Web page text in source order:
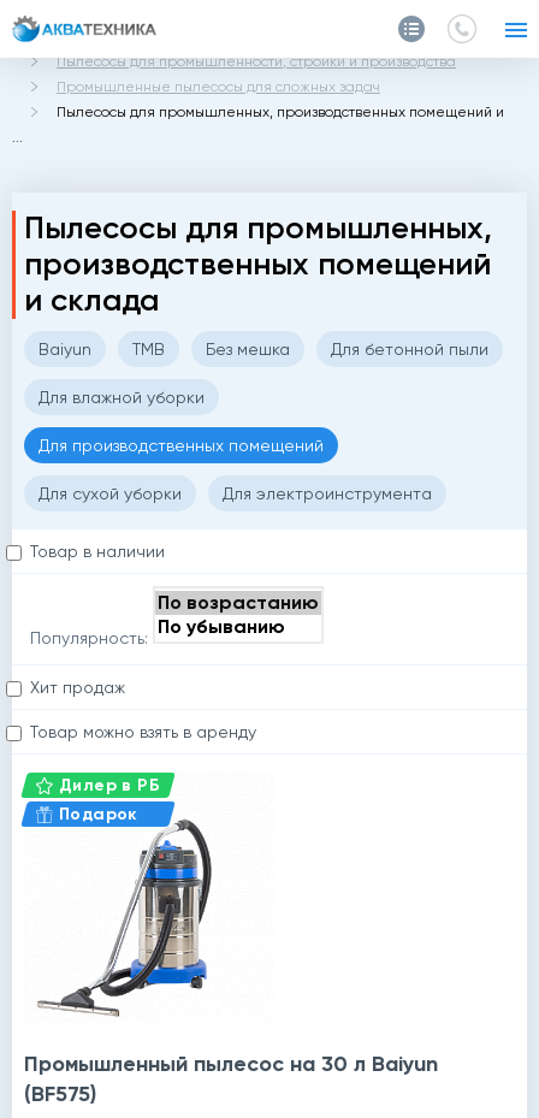
Главная
Каталог
Пылесосы для промышленности, стройки и производства
Промышленные пылесосы для сложных задач
Пылесосы для промышленных, производственных помещений и
...
Пылесосы для промышленных,
производственных помещений
и склада
Baiyun TMB Без мешка Для бетонной пыли
Для влажной уборки
Для производственных помещений
Для сухой уборки Для электроинструмента
Товар в наличии
Популярность:
Хит продаж
Товар можно взять в аренду
Дилер в РБ
Подарок
Промышленный пылесос на 30 л Baiyun
(BF575)